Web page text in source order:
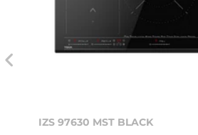
IZS 97630 MST BLACK